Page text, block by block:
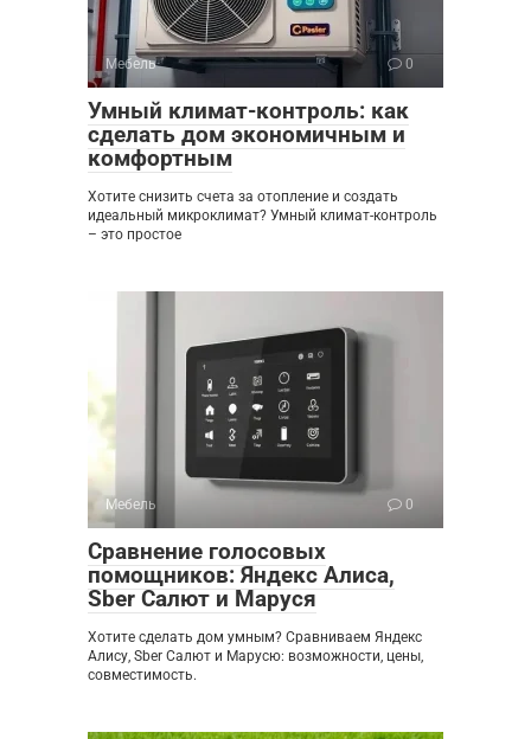
Мебель 0
Умный климат-контроль: как
сделать дом экономичным и
комфортным
Хотите снизить счета за отопление и создать
идеальный микроклимат? Умный климат-контроль
– это простое
Мебель 0
Сравнение голосовых
помощников: Яндекс Алиса,
Sber Салют и Маруся
Хотите сделать дом умным? Сравниваем Яндекс
Алису, Sber Салют и Марусю: возможности, цены,
совместимость.